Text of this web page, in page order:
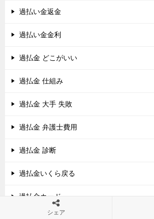
過払い金返金
過払い金金利
過払金 どこがいい
過払金 仕組み
過払金 大手 失敗
過払金 弁護士費用
過払金 診断
過払金いくら戻る
過払金カード
シェア